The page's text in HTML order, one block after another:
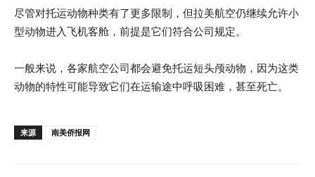
尽管对托运动物种类有了更多限制，但拉美航空仍继续允许小
型动物进入飞机客舱，前提是它们符合公司规定。
一般来说，各家航空公司都会避免托运短头颅动物，因为这类
动物的特性可能导致它们在运输途中呼吸困难，甚至死亡。
来源 南美侨报网